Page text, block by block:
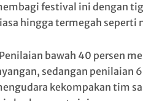
festival ini dengan
hingga termegah seperti
bawah 40 persen
sedangan penilaian
kekompakan tim